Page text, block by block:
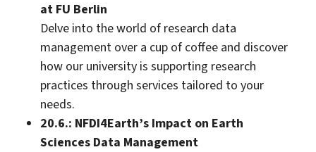
at FU Berlin
Delve into the world of research data
management over a cup of coffee and discover
how our university is supporting research
practices through services tailored to your
needs.
20.6.: NFDI4Earth’s Impact on Earth
Sciences Data Management